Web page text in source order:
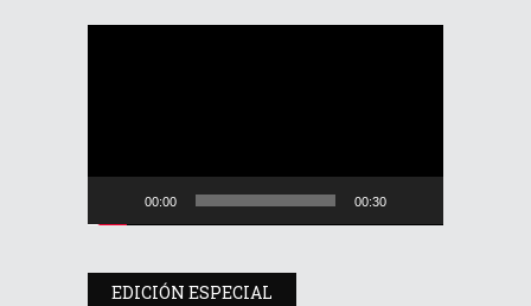
00:00 00:30
EDICIÓN ESPECIAL